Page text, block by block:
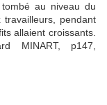
au niveau du
travailleurs, pendant
allaient croissants.
MINART, p147,